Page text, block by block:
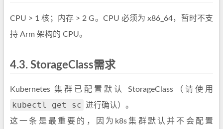
CPU > 1 核；内存 > 2 G。CPU 必须为 x86_64，暂时不支
持 Arm 架构的 CPU。
4.3. StorageClass需求
Kubernetes 集群已配置默认 StorageClass（请使用
kubectl get sc 进行确认）。
这一条是最重要的，因为k8s集群默认并不会配置